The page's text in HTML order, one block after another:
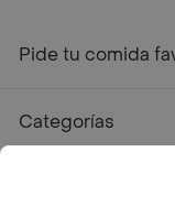
Pide tu comida
Categorías